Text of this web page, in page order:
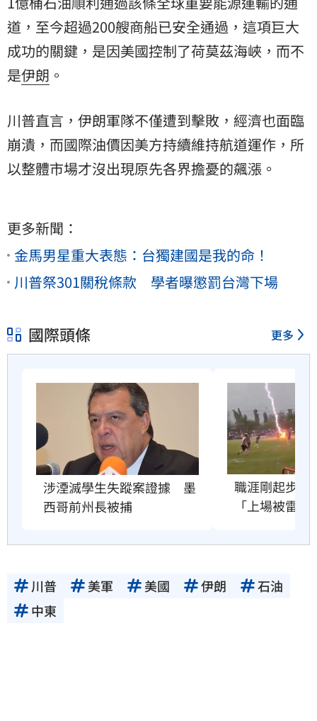
道，至今超過200艘商船已安全通過，這項巨大
成功的關鍵，是因美國控制了荷莫茲海峽，而不
是伊朗 。
川普直言，伊朗軍隊不僅遭到擊敗，經濟也面臨
崩潰，而國際油價因美方持續維持航道運作，所
以整體市場才沒出現原先各界擔憂的飆漲。
更多新聞：
金馬男星重大表態：台獨建國是我的命！
川普祭301關稅條款 學者曝懲罰台灣下場
國際頭條 更多
涉湮滅學生失蹤案證據　墨
西哥前州長被捕
職涯剛起步　
「上場被雷劈
川普 美軍 美國 伊朗
石油
中東